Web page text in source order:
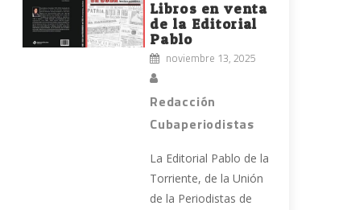
Libros en venta
de la Editorial
Pablo
noviembre 13, 2025
Redacción
Cubaperiodistas
La Editorial Pablo de la
Torriente, de la Unión
de la Periodistas de